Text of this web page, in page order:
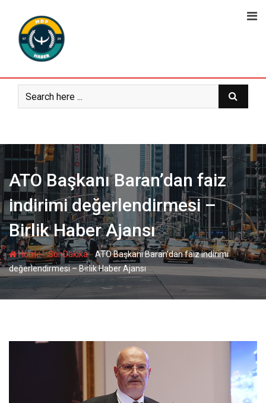
content
ATO Başkanı Baran’dan faiz
indirimi değerlendirmesi –
Birlik Haber Ajansı
Home-SonDakika-ATO Başkanı Baran’dan faiz indirimi
değerlendirmesi – Birlik Haber Ajansı